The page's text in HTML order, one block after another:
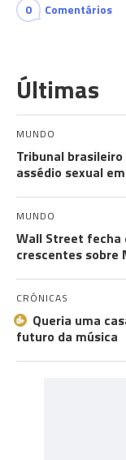
0 Comentários
Últimas
MUNDO
Tribunal
assédio sexual
MUNDO
Wall Street fecha
crescentes sobre
CRÓNICAS
Queria uma
futuro da música